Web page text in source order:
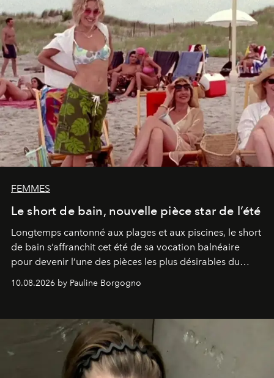
FEMMES
Le short de bain, nouvelle pièce star de l’été
Longtemps cantonné aux plages et aux piscines, le short
de bain s’affranchit cet été de sa vocation balnéaire
pour devenir l’une des pièces les plus désirables du
10.08.2026 by Pauline Borgogno